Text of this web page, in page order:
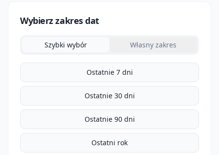
Wybierz zakres dat
Szybki wybór Własny zakres
Ostatnie 7 dni
Ostatnie 30 dni
Ostatnie 90 dni
Ostatni rok